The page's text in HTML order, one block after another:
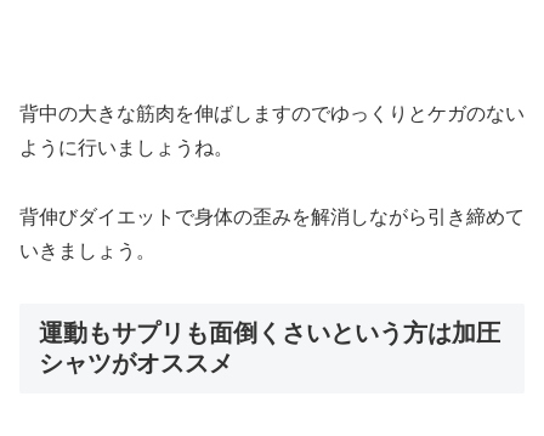
背中の大きな筋肉を伸ばしますのでゆっくりとケガのない
ように行いましょうね。
背伸びダイエットで身体の歪みを解消しながら引き締めて
いきましょう。
運動もサプリも面倒くさいという方は加圧
シャツがオススメ